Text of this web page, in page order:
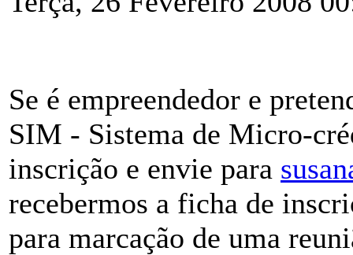
Se é empreendedor e
SIM - Sistema de Micro-
inscrição e envie para
recebermos a ficha de
para marcação de uma